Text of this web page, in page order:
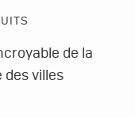
de la
villes